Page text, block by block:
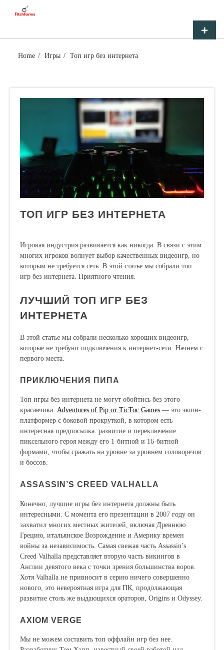
Menu
Home Игры Топ игр без интернета
ТОП ИГР БЕЗ ИНТЕРНЕТА
Игровая индустрия развивается как никогда. В связи с этим
многих игроков волнует выбор качественных видеоигр, но
которым не требуется сеть. В этой статье мы собрали топ
игр без интернета. Приятного чтения.
ЛУЧШИЙ ТОП ИГР БЕЗ
ИНТЕРНЕТА
В этой статье мы собрали несколько хороших видеоигр,
которые не требуют подключения к интернет-сети. Начнем с
первого места.
ПРИКЛЮЧЕНИЯ ПИПА
Топ игры без интернета не могут обойтись без этого
красавчика. Adventures of Pip от TicToc Games — это экшн-
платформер с боковой прокруткой, в котором есть
интересная предпосылка: развитие и переключение
пиксельного героя между его 1-битной и 16-битной
формами, чтобы сражать на уровне за уровнем головорезов
и боссов.
ASSASSIN’S CREED VALHALLA
Конечно, лучшие игры без интернета должны быть
интересными. С момента его презентации в 2007 году он
захватил многих местных жителей, включая Древнюю
Грецию, итальянское Возрождение и Америку времен
войны за независимость. Самая свежая часть Assassin’s
Creed Valhalla представляет вторую часть викингов в
Англии девятого века с точки зрения большинства воров.
Хотя Valhalla не привносит в серию ничего совершенно
нового, это невероятная игра для ПК, продолжающая
развитие столь же выдающихся ораторов, Origins и Odyssey.
AXIOM VERGE
Мы не можем составить топ оффлайн игр без нее.